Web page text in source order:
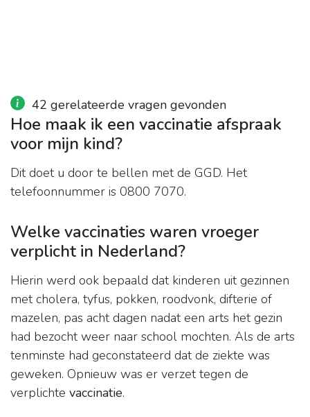
42 gerelateerde vragen gevonden
Hoe maak ik een vaccinatie afspraak
voor mijn kind?
Dit doet u door te bellen met de GGD. Het
telefoonnummer is 0800 7070.
Welke vaccinaties waren vroeger
verplicht in Nederland?
Hierin werd ook bepaald dat kinderen uit gezinnen
met cholera, tyfus, pokken, roodvonk, difterie of
mazelen, pas acht dagen nadat een arts het gezin
had bezocht weer naar school mochten. Als de arts
tenminste had geconstateerd dat de ziekte was
geweken. Opnieuw was er verzet tegen de
verplichte vaccinatie.